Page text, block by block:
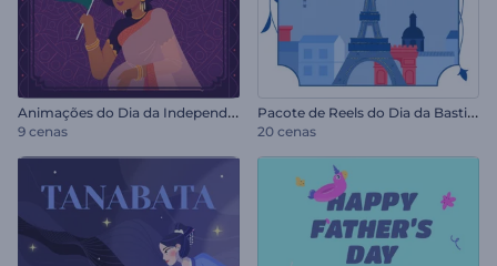
A
nimações do Dia da Independência da Índia
9 cenas
P
acote de Reels do Dia da Bastilha
20 cenas